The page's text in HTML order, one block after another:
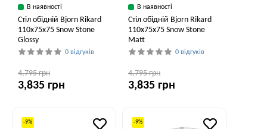
В наявності
Стіл обідній Bjorn Rikard
110х75х75 Snow Stone
Glossy
0 відгуків
4,795 грн
3,835 грн
В наявності
Стіл обідній Bjorn Rikard
110х75х75 Snow Stone
Matt
0 відгуків
4,795 грн
3,835 грн
-9% -9%